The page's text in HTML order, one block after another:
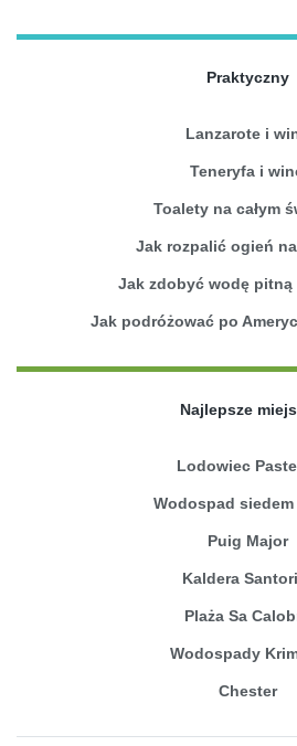
Praktyczny
Lanzarote i
Teneryfa i
Toalety na całym
Jak rozpalić ogień
Jak zdobyć wodę
Jak podróżować po
Najlepsze
Lodowiec
Wodospad
Puig Major
Kaldera
Plaża Sa
Wodospady
Chester